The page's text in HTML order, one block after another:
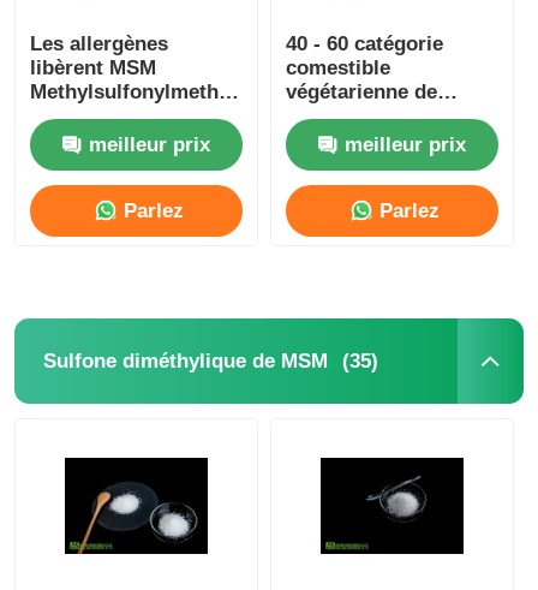
Produits
À propos de nous
Les allergènes
libèrent MSM
Methylsulfonylmethane
0,5% anti durcissant
non l'irradiation
meilleur prix
Parlez
40 - 60 catégorie
comestible
végétarienne de
poudre de Mesh
Methylsulfonylmethane
MSM
meilleur prix
Parlez
Sulfone diméthylique de MSM (35)